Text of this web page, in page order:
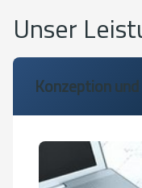
Unser
Konzeption